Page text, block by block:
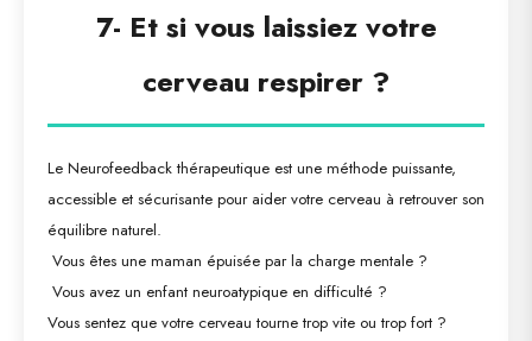
7- Et si vous laissiez votre
cerveau respirer ?
Le Neurofeedback thérapeutique est une méthode puissante,
accessible et sécurisante pour aider votre cerveau à retrouver son
équilibre naturel.
Vous êtes une maman épuisée par la charge mentale ?
Vous avez un enfant neuroatypique en difficulté ?
Vous sentez que votre cerveau tourne trop vite ou trop fort ?